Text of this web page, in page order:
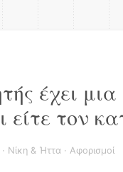
έχει
είτε τον
· Νίκη & Ήττα · Αφορισμοί